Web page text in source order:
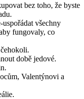
bez toho, že byste
všechny
fungovaly, co
době jedové.
Valentýnovi a